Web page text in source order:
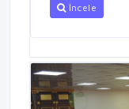
İncele